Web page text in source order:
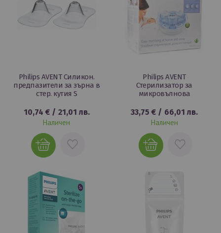
Philips AVENT Силикон.
предпазители за зърна в
стер. кутия S
10,74 €/ 21,01 лв.
Наличен
ДОБАВИ
Philips AVENT
Стерилизатор за
микровълнова
33,75 € / 66,01 лв.
Наличен
ДОБАВИ